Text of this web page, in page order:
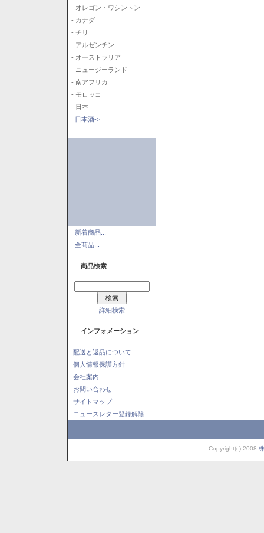
- オレゴン・ワシントン
- カナダ
- チリ
- アルゼンチン
- オーストラリア
- ニュージーランド
- 南アフリカ
- モロッコ
- 日本
日本酒->
新着商品...
全商品...
商品検索
詳細検索
インフォメーション
配送と返品について
個人情報保護方針
会社案内
お問い合わせ
サイトマップ
ニュースレター登録解除
Copyright(c) 2008